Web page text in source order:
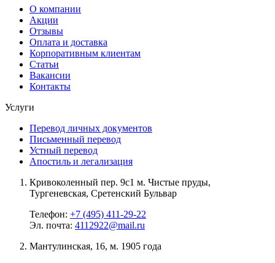
О компании
Акции
Отзывы
Оплата и доставка
Корпоративным клиентам
Статьи
Вакансии
Контакты
Услуги
Перевод личных документов
Письменный перевод
Устный перевод
Апостиль и легализация
Кривоколенный пер. 9c1 м. Чистые пруды,
Тургеневская, Сретенский Бульвар
Телефон: +7 (495) 411-29-22
Эл. почта: 4112922@mail.ru
Мантулинская, 16, м. 1905 года